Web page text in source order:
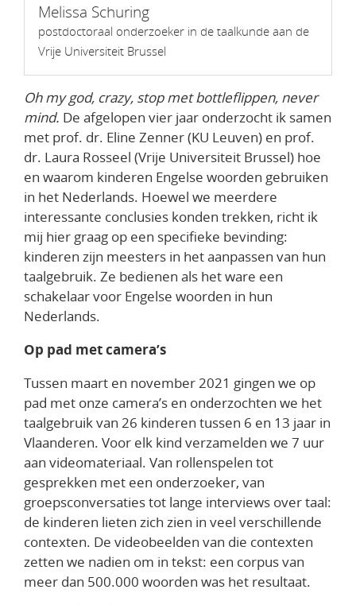
Melissa Schuring
postdoctoraal onderzoeker in de taalkunde aan de
Vrije Universiteit Brussel
Oh my god, crazy, stop met bottleflippen, never
mind. De afgelopen vier jaar onderzocht ik samen
met prof. dr. Eline Zenner (KU Leuven) en prof.
dr. Laura Rosseel (Vrije Universiteit Brussel) hoe
en waarom kinderen Engelse woorden gebruiken
in het Nederlands. Hoewel we meerdere
interessante conclusies konden trekken, richt ik
mij hier graag op een specifieke bevinding:
kinderen zijn meesters in het aanpassen van hun
taalgebruik. Ze bedienen als het ware een
schakelaar voor Engelse woorden in hun
Nederlands.
Op pad met camera’s
Tussen maart en november 2021 gingen we op
pad met onze camera’s en onderzochten we het
taalgebruik van 26 kinderen tussen 6 en 13 jaar in
Vlaanderen. Voor elk kind verzamelden we 7 uur
aan videomateriaal. Van rollenspelen tot
gesprekken met een onderzoeker, van
groepsconversaties tot lange interviews over taal:
de kinderen lieten zich zien in veel verschillende
contexten. De videobeelden van die contexten
zetten we nadien om in tekst: een corpus van
meer dan 500.000 woorden was het resultaat.